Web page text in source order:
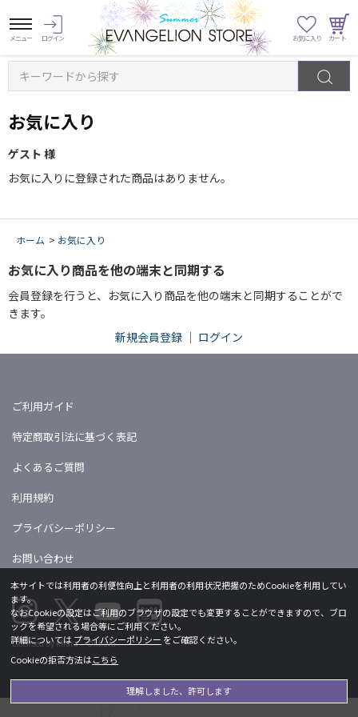
キーワードから探す
お気に入り
ゲスト 様
お気に入りに登録された商品はありません。
ホーム > お気に入り
お気に入り商品を他の端末と同期する
会員登録を行うと、お気に入り商品を他の端末と同期することがで
きます。
新規会員登録 ｜ ログイン
ご利用ガイド
特定商取引法に基づく表記
よくあるご質問
利用規約
プライバシーポリシー
お問い合わせ
Licensed by khara ©khara
本サイトでは利用者の利便性向上と利用者の利用状況把握のためCookieを利用してい
ます。
なおCookieの設定はご利用のブラウザの設定でも変更することができますので、ブロ
ックを希望される場合等にご利用ください。
詳細についてはプライバシーポリシー をご確認ください。
Cookieの拒否方法はこちら
理解しました、許可します